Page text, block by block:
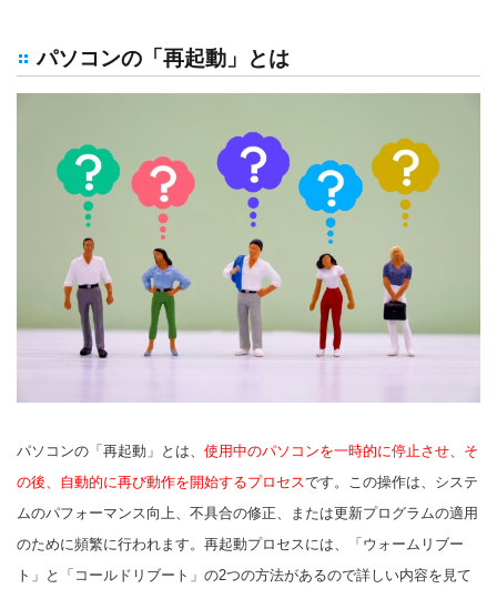
パソコンの「再起動」とは
パソコンの「再起動」とは、 使用中のパソコンを一時的に停止させ、そ
の後、自動的に再び動作を開始するプロセスです。この操作は、システ
ムのパフォーマンス向上、不具合の修正、または更新プログラムの適用
のために頻繁に行われます。再起動プロセスには、「ウォームリブー
ト」と「コールドリブート」の2つの方法があるので詳しい内容を見て